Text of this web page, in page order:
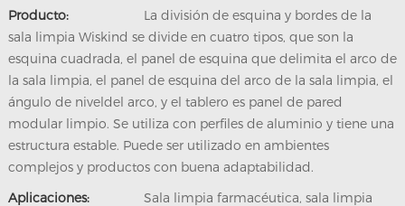
Producto:
La división de esquina y bordes de la
sala limpia Wiskind se divide en cuatro tipos, que son la
esquina cuadrada, el panel de esquina que delimita el arco de
la sala limpia, el panel de esquina del arco de la sala limpia, el
ángulo de niveldel arco, y el tablero es panel de pared
modular limpio. Se utiliza con perfiles de aluminio y tiene una
estructura estable. Puede ser utilizado en ambientes
complejos y productos con buena adaptabilidad.
Aplicaciones:
Sala limpia farmacéutica, sala limpia